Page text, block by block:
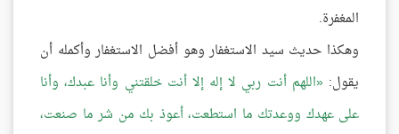
المغفرة.
وهكذا حديث سيد الاستغفار وهو أفضل الاستغفار وأكمله أن
يقول: اللهم أنت ربي لا إله إلا أنت خلقتني وأنا عبدك، وأنا
على عهدك ووعدتك ما استطعت، أعوذ بك من شر ما صنعت،